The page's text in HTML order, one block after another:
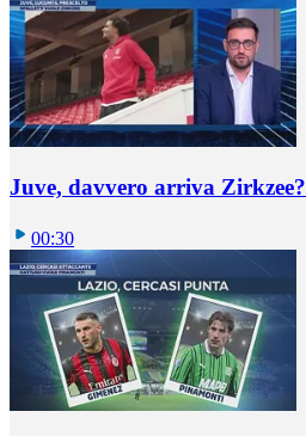
Juve, davvero arriva Zirkzee?
00:30